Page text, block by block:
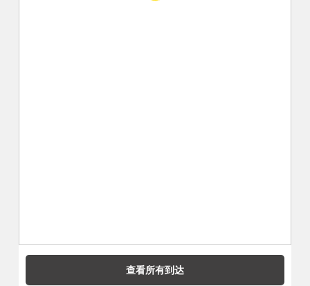
查看所有到达